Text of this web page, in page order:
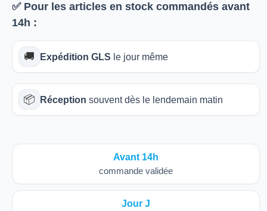
✅ Pour les articles en stock commandés avant
14h :
🚚 Expédition GLS le jour même
📦 Réception souvent dès le lendemain matin
Avant 14h
commande validée
Jour J